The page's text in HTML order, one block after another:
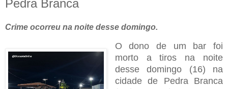
Pedra Branca
Crime ocorreu na noite desse domingo.
O dono de um bar foi
morto a tiros na noite
desse domingo (16) na
cidade de Pedra Branca